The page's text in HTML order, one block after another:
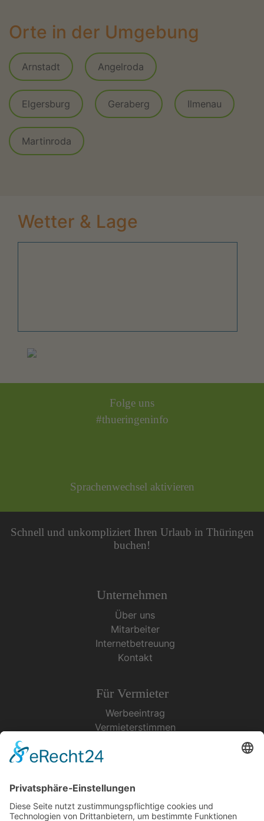
Orte in der Umgebung
Arnstadt Angelroda
Elgersburg Geraberg Ilmenau
Martinroda
Wetter & Lage
Folge uns
#thueringeninfo
Sprachenwechsel aktivieren
Schnell und unkompliziert Ihren Urlaub in Thüringen
buchen!
Unternehmen
Über uns
Mitarbeiter
Internetbetreuung
Kontakt
Für Vermieter
Werbeeintrag
Vermieterstimmen
Urlaubsservice
Bücher, Karten & CD's